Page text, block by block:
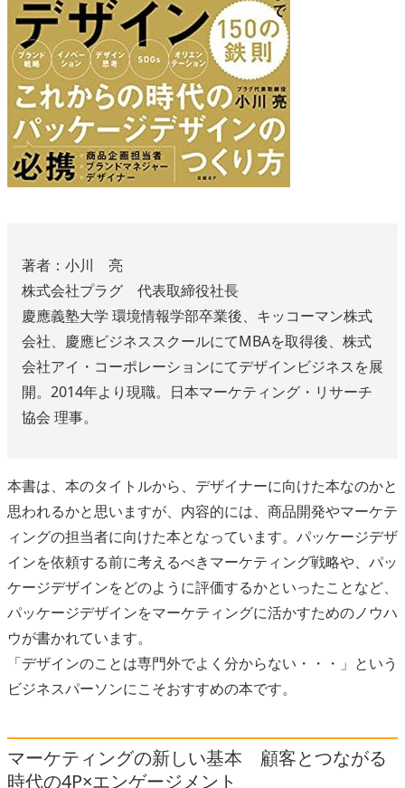
著者：小川 亮
株式会社プラグ 代表取締役社長
慶應義塾大学 環境情報学部卒業後、キッコーマン株式
会社、慶應ビジネススクールにてMBAを取得後、株式
会社アイ・コーポレーションにてデザインビジネスを展
開。2014年より現職。日本マーケティング・リサーチ
協会 理事。
本書は、本のタイトルから、デザイナーに向けた本なのかと
思われるかと思いますが、内容的には、商品開発やマーケテ
ィングの担当者に向けた本となっています。パッケージデザ
インを依頼する前に考えるべきマーケティング戦略や、パッ
ケージデザインをどのように評価するかといったことなど、
パッケージデザインをマーケティングに活かすためのノウハ
ウが書かれています。
「デザインのことは専門外でよく分からない・・・」という
ビジネスパーソンにこそおすすめの本です。
マーケティングの新しい基本 顧客とつながる
時代の4P×エンゲージメント